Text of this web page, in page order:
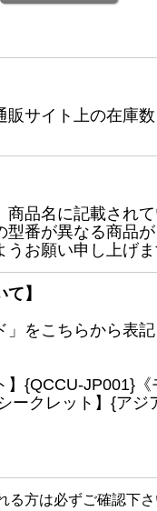
サイト上の在庫
品名に記載され
番が異なる商品
お願い申し上げま
】
をこちらから表
{QCCU-JP001}
クレット】{アジ
方は必ずご確認下さ